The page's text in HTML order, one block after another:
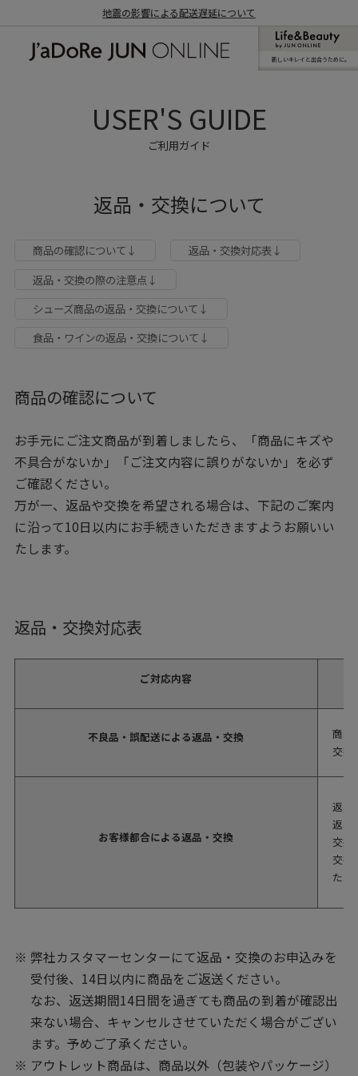
地震の影響による配送遅延について
新しいキレイと出合うために。
USER'S GUIDE
ご利用ガイド
返品・交換について
商品の確認について↓
返品・交換対応表↓
返品・交換の際の注意点↓
シューズ商品の返品・交換について↓
食品・ワインの返品・交換について↓
商品の確認について
お手元にご注文商品が到着しましたら、「商品にキズや
不具合がないか」「ご注文内容に誤りがないか」を必ず
ご確認ください。
万が一、返品や交換を希望される場合は、下記のご案内
に沿って10日以内にお手続きいただきますようお願いい
たします。
返品・交換対応表
ご対応内容
不良品・誤配送による返品・交換
商品
交換
お客様都合による返品・交換
返品
返品
交換
交換
ただ
弊社カスタマーセンターにて返品・交換のお申込みを
受付後、14日以内に商品をご返送ください。
なお、返送期間14日間を過ぎても商品の到着が確認出
来ない場合、キャンセルさせていただく場合がござい
ます。予めご了承ください。
アウトレット商品は、商品以外（包装やパッケージ）